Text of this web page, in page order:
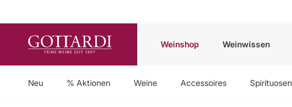
Weinshop Weinwissen
Neu % Aktionen Weine Accessoires Spirituosen